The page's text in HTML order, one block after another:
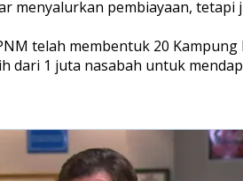
menyalurkan pembiayaan,
telah membentuk 20
dari 1 juta nasabah untuk